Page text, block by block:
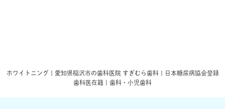
ホワイトニング | 愛知県稲沢市の歯科医院 すぎむら歯科 | 日本糖尿病協会登録
歯科医在籍 | 歯科・小児歯科